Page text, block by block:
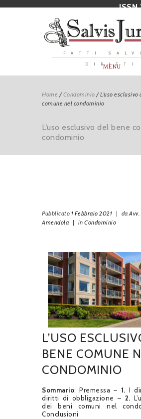
ISSN
FATTI
DIRITTI
MENU
Home /Condominio /L’uso esclusivo
comune nel condominio
L’uso esclusivo del bene
condominio
Pubblicato 1 Febbraio 2021 | daAvv.
Amendola | in Condominio
L’USO
BENE COMUNE
CONDOMINIO
Sommario: Premessa – 1. I
diritti di obbligazione – 2.
dei beni comuni nel
Conclusioni